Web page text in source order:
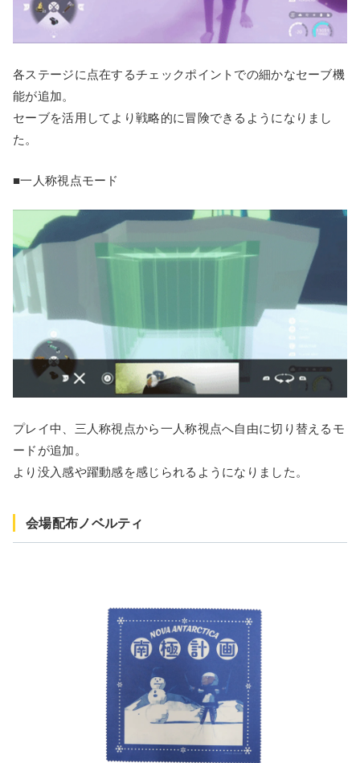
各ステージに点在するチェックポイントでの細かなセーブ機
能が追加。
セーブを活用してより戦略的に冒険できるようになりまし
た。
■一人称視点モード
プレイ中、三人称視点から一人称視点へ自由に切り替えるモ
ードが追加。
より没入感や躍動感を感じられるようになりました。
会場配布ノベルティ